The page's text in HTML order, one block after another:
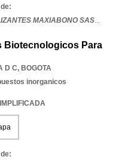
MAXIABONO SAS...
Biotecnologicos Para
D C, BOGOTA
inorganicos